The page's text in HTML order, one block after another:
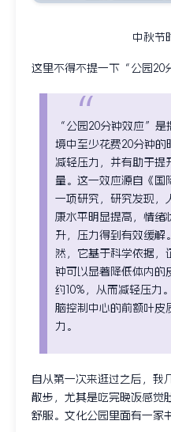
中秋节
这里不得不提一下“公园20
“公园20分钟效应”是
境中至少花费20分钟的
减轻压力，并有助于提
量。这一效应源自《国
一项研究，研究发现，
康水平明显提高，情绪
升，压力得到有效缓解
然，它基于科学依据，
钟可以显著降低体内的
约10%，从而减轻压力
脑控制中心的前额叶皮
力。
自从第一次来逛过之后，我
散步，尤其是吃完晚饭感觉
舒服。文化公园里面有一家